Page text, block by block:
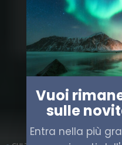
Vuoi
sulle
Entra nella più